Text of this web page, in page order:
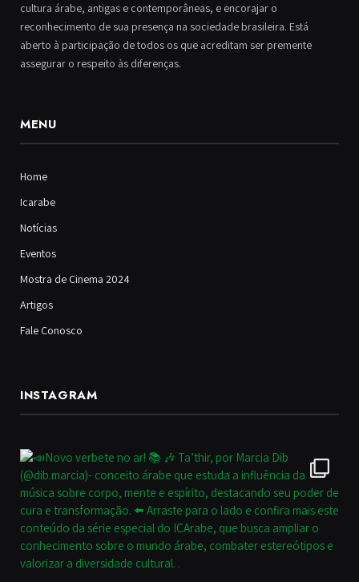
cultura árabe, antigas e contemporâneas, e encorajar o
reconhecimento de sua presença na sociedade brasileira. Está
aberto à participação de todos os que acreditam ser premente
assegurar o respeito às diferenças.
MENU
Home
Icarabe
Notícias
Eventos
Mostra de Cinema 2024
Artigos
Fale Conosco
INSTAGRAM